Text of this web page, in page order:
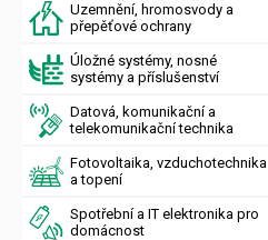
Uzemnění, hromosvody a
přepěťové ochrany
Úložné systémy, nosné
systémy a příslušenství
Datová, komunikační a
telekomunikační technika
Fotovoltaika, vzduchotechnika
a topení
Spotřební a IT elektronika pro
domácnost